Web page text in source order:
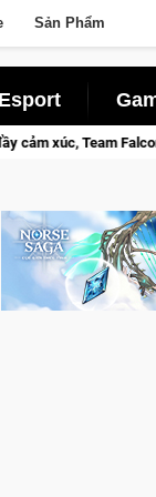
Sản Phẩm
Esport
lên ngôi vô địch